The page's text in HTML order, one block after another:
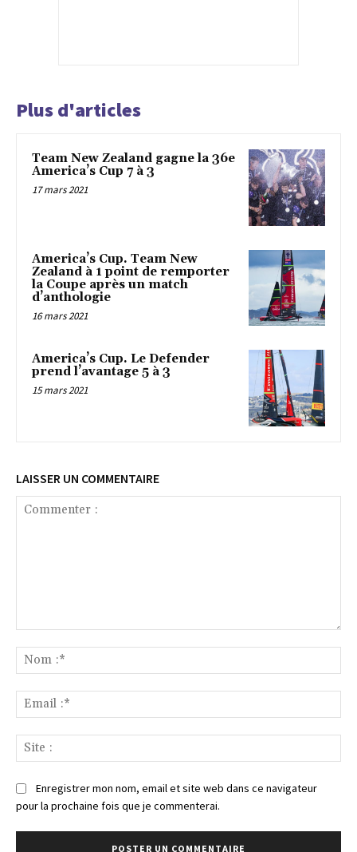
Plus d'articles
Team New Zealand gagne la 36e
America’s Cup 7 à 3
17 mars 2021
America’s Cup. Team New
Zealand à 1 point de remporter
la Coupe après un match
d’anthologie
16 mars 2021
America’s Cup. Le Defender
prend l’avantage 5 à 3
15 mars 2021
LAISSER UN COMMENTAIRE
:*
:*
:
Enregistrer mon nom, email et site web dans ce navigateur
pour la prochaine fois que je commenterai.